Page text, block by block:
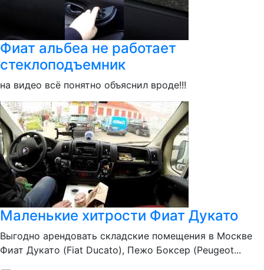
Фиат альбеа не работает
стеклоподъемник
на видео всё понятно объяснил вроде!!!
Маленькие хитрости Фиат Дукато
Выгодно арендовать складские помещения в Москве
Фиат Дукато (Fiat Ducato), Пежо Боксер (Peugeot...